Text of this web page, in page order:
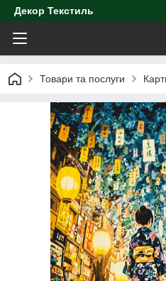
Декор Текстиль
Товари та послуги